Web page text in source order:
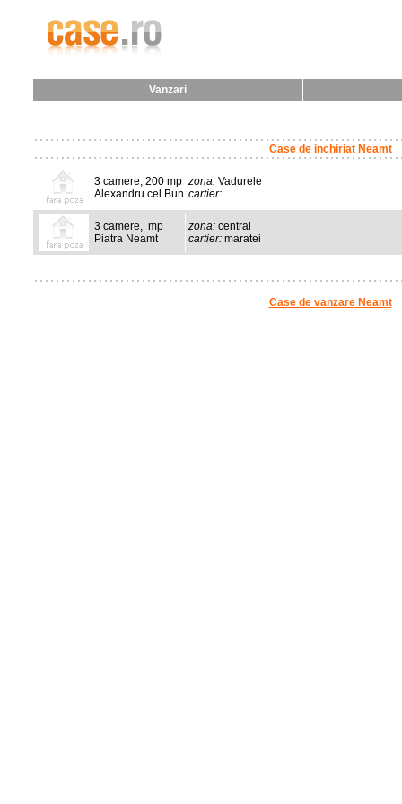
Vanzari
Case de inchiriat Neamt
3 camere, 200 mp
Alexandru cel Bun
zona: Vadurele
cartier:
3 camere, mp
Piatra Neamt
zona: central
cartier: maratei
Case de vanzare Neamt